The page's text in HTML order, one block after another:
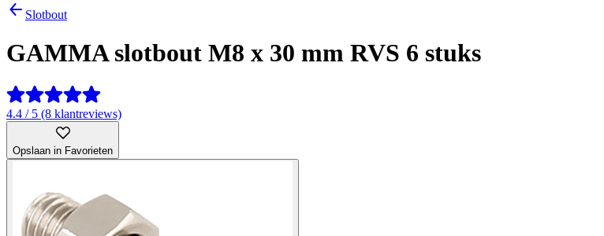
Slotbout
GAMMA slotbout M8 x 30 mm RVS 6 stuks
4.4 / 5 (8 klantreviews)
Opslaan in Favorieten